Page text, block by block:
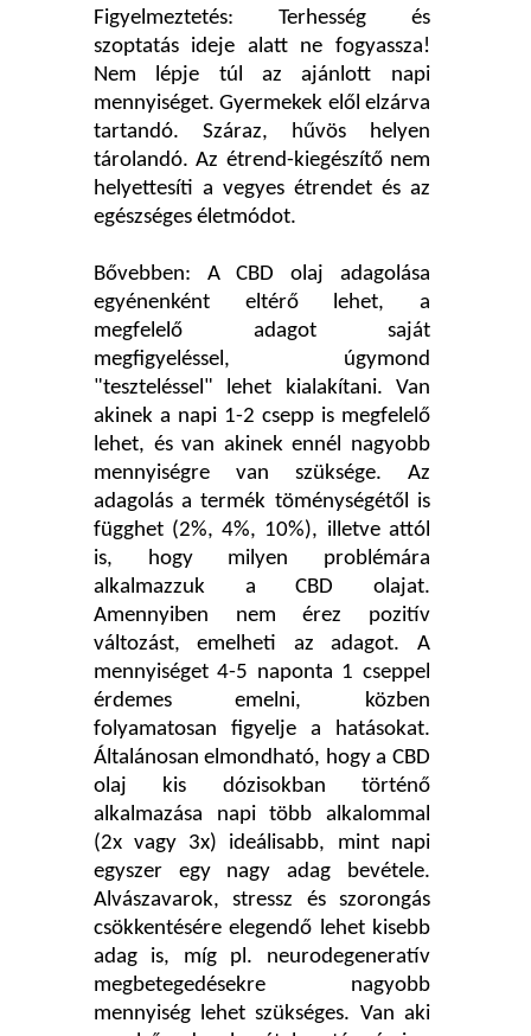
Figyelmeztetés: Terhesség és
szoptatás ideje alatt ne fogyassza!
Nem lépje túl az ajánlott napi
mennyiséget. Gyermekek elől elzárva
tartandó. Száraz, hűvös helyen
tárolandó. Az étrend-kiegészítő nem
helyettesíti a vegyes étrendet és az
egészséges életmódot.
Bővebben: A CBD olaj adagolása
egyénenként eltérő lehet, a
megfelelő adagot saját
megfigyeléssel, úgymond
"teszteléssel" lehet kialakítani. Van
akinek a napi 1-2 csepp is megfelelő
lehet, és van akinek ennél nagyobb
mennyiségre van szüksége. Az
adagolás a termék töménységétől is
függhet (2%, 4%, 10%), illetve attól
is, hogy milyen problémára
alkalmazzuk a CBD olajat.
Amennyiben nem érez pozitív
változást, emelheti az adagot. A
mennyiséget 4-5 naponta 1 cseppel
érdemes emelni, közben
folyamatosan figyelje a hatásokat.
Általánosan elmondható, hogy a CBD
olaj kis dózisokban történő
alkalmazása napi több alkalommal
(2x vagy 3x) ideálisabb, mint napi
egyszer egy nagy adag bevétele.
Alvászavarok, stressz és szorongás
csökkentésére elegendő lehet kisebb
adag is, míg pl. neurodegeneratív
megbetegedésekre nagyobb
mennyiség lehet szükséges. Van aki